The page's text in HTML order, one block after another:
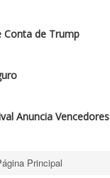
Conta de Trump
Anuncia Vencedores
Principal